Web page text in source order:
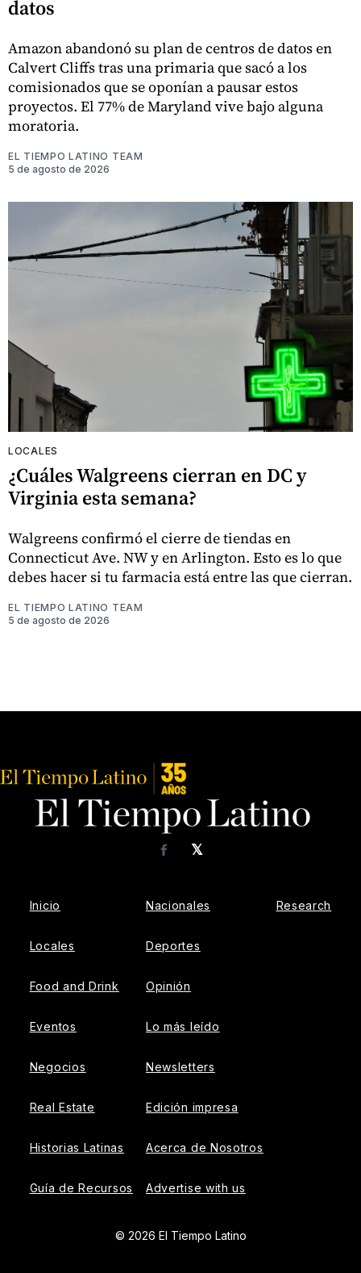
datos
Amazon abandonó su plan de centros de datos en
Calvert Cliffs tras una primaria que sacó a los
comisionados que se oponían a pausar estos
proyectos. El 77% de Maryland vive bajo alguna
moratoria.
EL TIEMPO LATINO TEAM
5 de agosto de 2026
LOCALES
¿Cuáles Walgreens cierran en DC y
Virginia esta semana?
Walgreens confirmó el cierre de tiendas en
Connecticut Ave. NW y en Arlington. Esto es lo que
debes hacer si tu farmacia está entre las que cierran.
EL TIEMPO LATINO TEAM
5 de agosto de 2026
𝕏
Facebook
Inicio
Locales
Food and Drink
Eventos
Negocios
Real Estate
Historias Latinas
Guía de Recursos
Nacionales
Deportes
Opinión
Lo más leído
Newsletters
Edición impresa
Acerca de Nosotros
Advertise with us
Research
© 2026 El Tiempo Latino